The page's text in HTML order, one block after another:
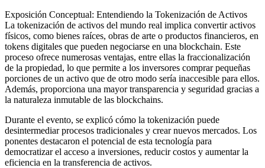
Exposición Conceptual: Entendiendo la Tokenización de Activos
La tokenización de activos del mundo real implica convertir activos
físicos, como bienes raíces, obras de arte o productos financieros, en
tokens digitales que pueden negociarse en una blockchain. Este
proceso ofrece numerosas ventajas, entre ellas la fraccionalización
de la propiedad, lo que permite a los inversores comprar pequeñas
porciones de un activo que de otro modo sería inaccesible para ellos.
Además, proporciona una mayor transparencia y seguridad gracias a
la naturaleza inmutable de las blockchains.
Durante el evento, se explicó cómo la tokenización puede
desintermediar procesos tradicionales y crear nuevos mercados. Los
ponentes destacaron el potencial de esta tecnología para
democratizar el acceso a inversiones, reducir costos y aumentar la
eficiencia en la transferencia de activos.